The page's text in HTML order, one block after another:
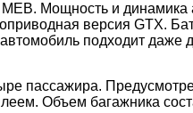
Мощность и динамика
версия GTX.
подходит даже
пассажира.
Объем багажника